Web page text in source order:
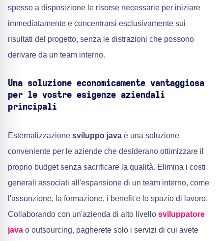
spesso a disposizione le risorse necessarie per iniziare
immediatamente e concentrarsi esclusivamente sui
risultati del progetto, senza le distrazioni che possono
derivare da un team interno.
Una soluzione economicamente vantaggiosa
per le vostre esigenze aziendali
principali
Esternalizzazione sviluppo java è una soluzione
conveniente per le aziende che desiderano ottimizzare il
proprio budget senza sacrificare la qualità. Elimina i costi
generali associati all'espansione di un team interno, come
l'assunzione, la formazione, i benefit e lo spazio di lavoro.
Collaborando con un'azienda di alto livello sviluppatore
java o outsourcing, pagherete solo i servizi di cui avete